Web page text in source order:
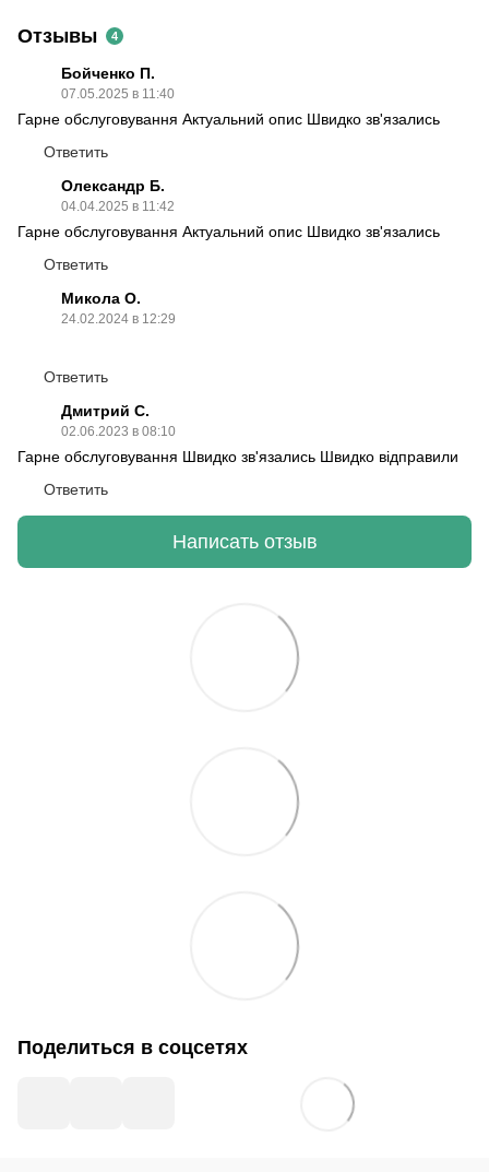
Отзывы 4
Бойченко П.
07.05.2025 в 11:40
Гарне обслуговування Актуальний опис Швидко зв'язались
Ответить
Олександр Б.
04.04.2025 в 11:42
Гарне обслуговування Актуальний опис Швидко зв'язались
Ответить
Микола О.
24.02.2024 в 12:29
Ответить
Дмитрий С.
02.06.2023 в 08:10
Гарне обслуговування Швидко зв'язались Швидко відправили
Ответить
Написать отзыв
Поделиться в соцсетях